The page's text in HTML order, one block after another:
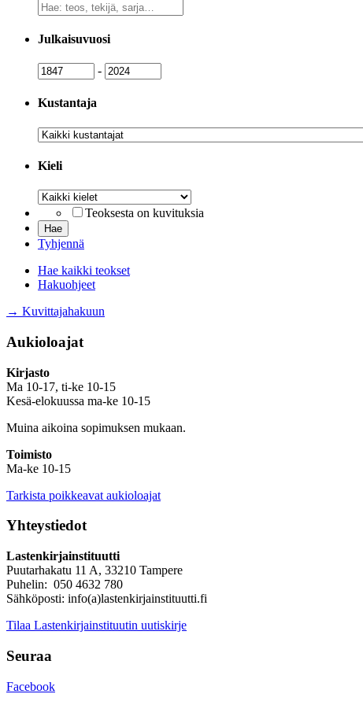
Vapaa
sanahaku
Julkaisuvuosi
Julkaisuvuosi
- Julkaisuvuosi
Kustantaja
Kustantaja
Kieli
Kieli
Teoksesta on kuvituksia
Tyhjennä
Hae kaikki teokset
Hakuohjeet
→ Kuvittajahakuun
Aukioloajat
Kirjasto
Ma 10-17, ti-ke 10-15
Kesä-elokuussa ma-ke 10-15
Muina aikoina sopimuksen mukaan.
Toimisto
Ma-ke 10-15
Tarkista poikkeavat aukioloajat
Yhteystiedot
Lastenkirjainstituutti
Puutarhakatu 11 A, 33210 Tampere
Puhelin: 050 4632 780
Sähköposti: info(a)lastenkirjainstituutti.fi
Tilaa Lastenkirjainstituutin uutiskirje
Seuraa
Facebook